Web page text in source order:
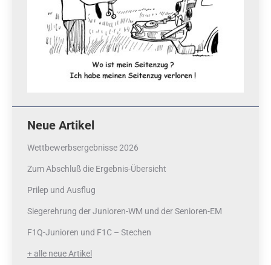
Neue Artikel
Wettbewerbsergebnisse 2026
Zum Abschluß die Ergebnis-Übersicht
Prilep und Ausflug
Siegerehrung der Junioren-WM und der Senioren-EM
F1Q-Junioren und F1C – Stechen
+ alle neue Artikel